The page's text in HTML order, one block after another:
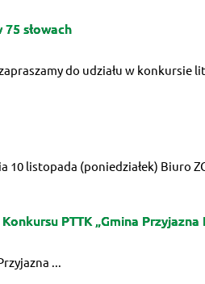
słowach
do udziału w konkursie
10 listopada (poniedziałek) Biuro
PTTK „Gmina
...